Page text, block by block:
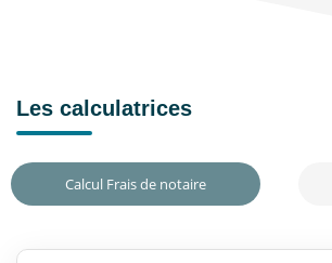
Les calculatrices
Calcul Frais de notaire